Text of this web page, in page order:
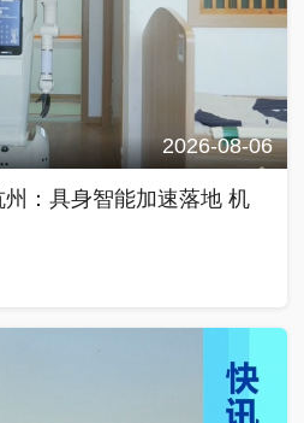
2026-08-06
：具身智能加速落地 机